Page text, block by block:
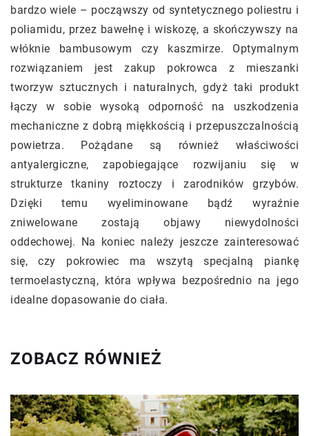
bardzo wiele – począwszy od syntetycznego poliestru i
poliamidu, przez bawełnę i wiskozę, a skończywszy na
włóknie bambusowym czy kaszmirze. Optymalnym
rozwiązaniem jest zakup pokrowca z mieszanki
tworzyw sztucznych i naturalnych, gdyż taki produkt
łączy w sobie wysoką odporność na uszkodzenia
mechaniczne z dobrą miękkością i przepuszczalnością
powietrza. Pożądane są również właściwości
antyalergiczne, zapobiegające rozwijaniu się w
strukturze tkaniny roztoczy i zarodników grzybów.
Dzięki temu wyeliminowane bądź wyraźnie
zniwelowane zostają objawy niewydolności
oddechowej. Na koniec należy jeszcze zainteresować
się, czy pokrowiec ma wszytą specjalną piankę
termoelastyczną, która wpływa bezpośrednio na jego
idealne dopasowanie do ciała.
ZOBACZ RÓWNIEŻ